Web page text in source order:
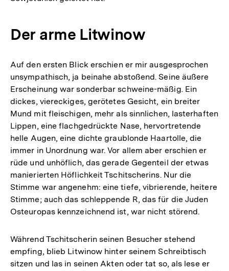
Der arme Litwinow
Auf den ersten Blick erschien er mir ausgesprochen
unsympathisch, ja beinahe abstoßend. Seine äußere
Erscheinung war sonderbar schweine-mäßig. Ein
dickes, viereckiges, gerötetes Gesicht, ein breiter
Mund mit fleischigen, mehr als sinnlichen, lasterhaften
Lippen, eine flachgedrückte Nase, hervortretende
helle Augen, eine dichte graublonde Haartolle, die
immer in Unordnung war. Vor allem aber erschien er
rüde und unhöflich, das gerade Gegenteil der etwas
manierierten Höflichkeit Tschitscherins. Nur die
Stimme war angenehm: eine tiefe, vibrierende, heitere
Stimme; auch das schleppende R, das für die Juden
Osteuropas kennzeichnend ist, war nicht störend.
Während Tschitscherin seinen Besucher stehend
empfing, blieb Litwinow hinter seinem Schreibtisch
sitzen und las in seinen Akten oder tat so, als lese er